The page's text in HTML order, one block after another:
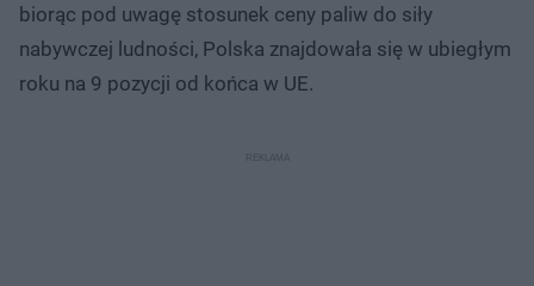
biorąc pod uwagę stosunek ceny paliw do siły
nabywczej ludności, Polska znajdowała się w ubiegłym
roku na 9 pozycji od końca w UE.